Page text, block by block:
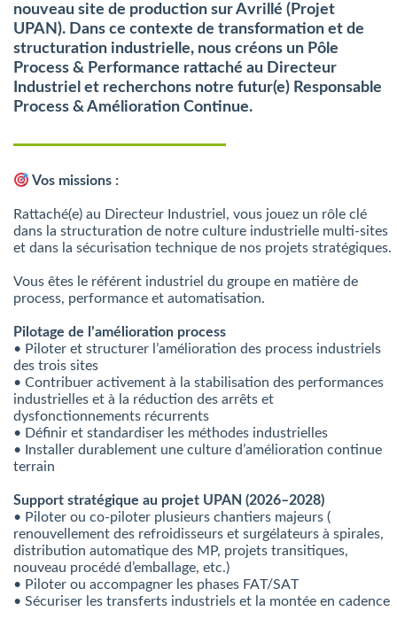
nouveau site de production sur Avrillé (Projet
UPAN). Dans ce contexte de transformation et de
structuration industrielle, nous créons un Pôle
Process & Performance rattaché au Directeur
Industriel et recherchons notre futur(e) Responsable
Process & Amélioration Continue.
Vos missions :
Rattaché(e) au Directeur Industriel, vous jouez un rôle clé
dans la structuration de notre culture industrielle multi-sites
et dans la sécurisation technique de nos projets stratégiques.
Vous êtes le référent industriel du groupe en matière de
process, performance et automatisation.
Pilotage de l’amélioration process
• Piloter et structurer l’amélioration des process industriels
des trois sites
• Contribuer activement à la stabilisation des performances
industrielles et à la réduction des arrêts et
dysfonctionnements récurrents
• Définir et standardiser les méthodes industrielles
• Installer durablement une culture d’amélioration continue
terrain
Support stratégique au projet UPAN (2026–2028)
• Piloter ou co-piloter plusieurs chantiers majeurs (
renouvellement des refroidisseurs et surgélateurs à spirales,
distribution automatique des MP, projets transitiques,
nouveau procédé d’emballage, etc.)
• Piloter ou accompagner les phases FAT/SAT
• Sécuriser les transferts industriels et la montée en cadence